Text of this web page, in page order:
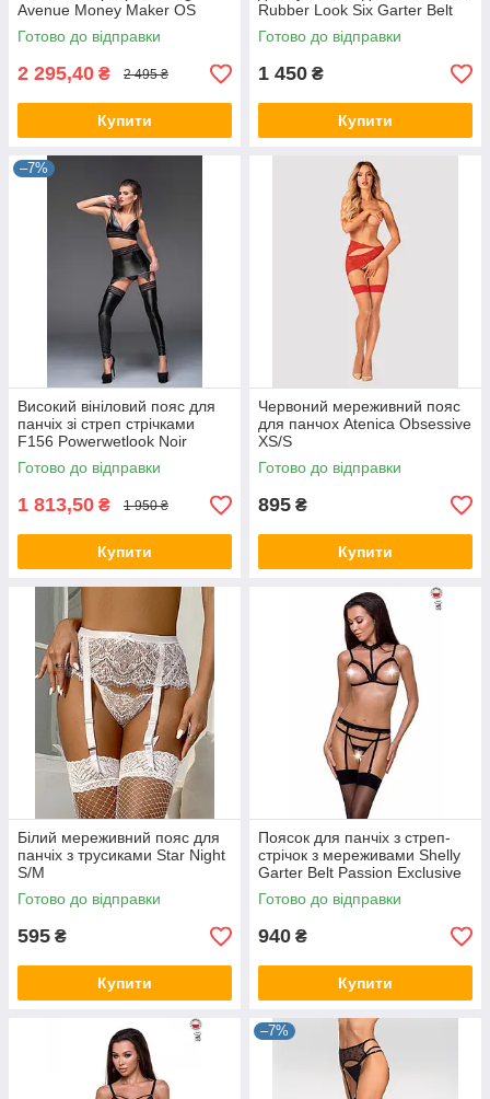
Avenue Money Maker OS
Готово до відправки
2 295,40 ₴ 2 495 ₴
Купити
Rubber Look Six Garter Belt
Leg Avenue
Готово до відправки
1 450 ₴
Купити
–7%
Високий вініловий пояс для
панчіх зі стреп стрічками
F156 Powerwetlook Noir
Handmade S
Готово до відправки
1 813,50 ₴ 1 950 ₴
Купити
Червоний мереживний пояс
для панчох Atenica Obsessive
XS/S
Готово до відправки
895 ₴
Купити
Білий мереживний пояс для
панчіх з трусиками Star Night
S/M
Готово до відправки
595 ₴
Купити
Поясок для панчіх з стреп-
стрічок з мереживами Shelly
Garter Belt Passion Exclusive
S/M
Готово до відправки
940 ₴
Купити
–7%